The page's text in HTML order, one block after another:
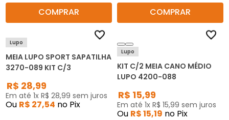
COMPRAR
COMPRAR
Lupo
MEIA LUPO SPORT SAPATILHA
3270-089 KIT C/3
R$ 28,99
Em até 1x R$ 28,99 sem juros
Ou R$ 27,54 no Pix
Lupo
KIT C/2 MEIA CANO MÉDIO
LUPO 4200-088
R$ 15,99
Em até 1x R$ 15,99 sem juros
Ou R$15,19 no Pix